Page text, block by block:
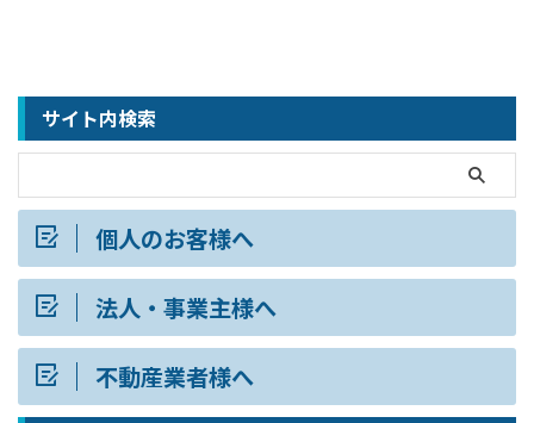
サイト内検索
個人のお客様へ
法人・事業主様へ
不動産業者様へ